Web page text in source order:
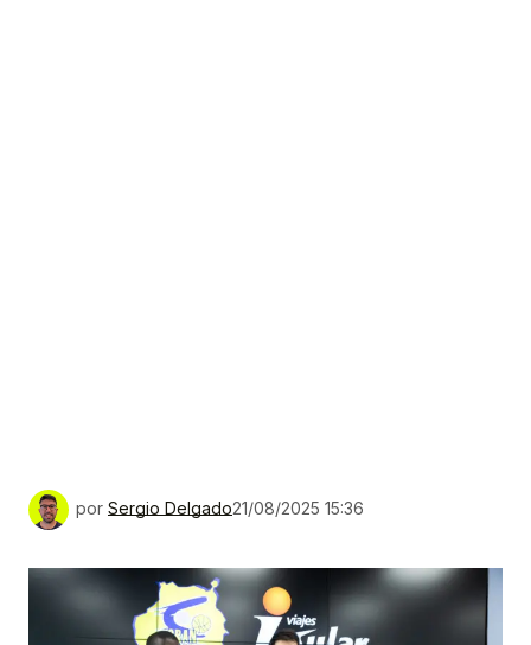
por Sergio Delgado21/08/2025 15:36